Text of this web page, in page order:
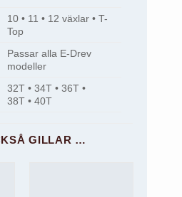
10 • 11 • 12 växlar • T-
Top
Passar alla E-Drev
modeller
32T • 34T • 36T •
38T • 40T
GILLAR …